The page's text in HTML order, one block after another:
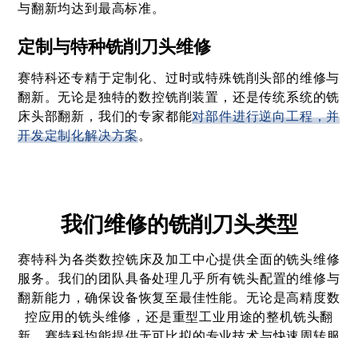
与翻新均达到最高标准。
定制与特种铣削刀头维修
赛特科还专精于定制化、过时或特殊铣削头部的维修与
翻新。无论是独特的数控铣削装置，还是传统系统的铣
床头部翻新，我们的专家都能对部件进行逆向工程，并
开发定制化解决方案。
我们维修的铣削刀头类型
赛特科为各类数控铣床及加工中心提供全面的铣头维修
服务。我们的团队具备处理几乎所有铣头配置的维修与
翻新能力，确保设备恢复至最佳性能。无论是高精度数
控应用的铣头维修，还是重型工业用途的整机铣头翻